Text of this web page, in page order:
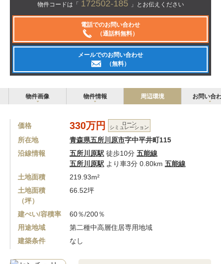
物件コードは「 172502-185 」とお伝えください
電話でのお問い合わせ
（通話料無料）
メールでのお問い合わせ
（無料）
物件画像 物件情報 周辺環境 お問い合
価格 330万円 ローン
シミュレーション
所在地 青森県五所川原市字中平井町115
沿線情報
五所川原駅 徒歩10分 五能線
五所川原駅 より車3分 0.80km 五能線
土地面積
219.93m²
土地面積
（坪）
66.52坪
建ぺい/容積率
60％/200％
用途地域
第二種中高層住居専用地域
建築条件
なし